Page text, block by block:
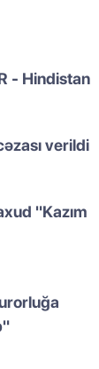
- Hindistan
verildi
"Kazım